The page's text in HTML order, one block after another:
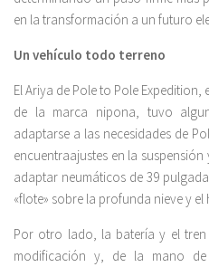
en la transformación a un futuro
Un vehículo todo terreno
El Ariya de Pole to Pole Expedition,
de la marca nipona, tuvo
adaptarse a las necesidades de
encuentraajustes en la
adaptar neumáticos de 39
«flote» sobre la profunda nieve y el
Por otro lado, la batería y el
modificación y, de la mano de